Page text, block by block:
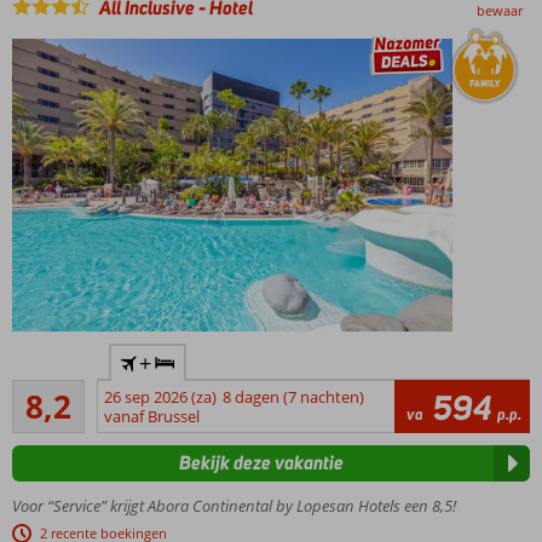
eigentijdse
animatie
Tip: de
duinen van
Maspalomas
vlak bij
All Inclusive-Hotel bewaar
hotel in het
hart van
Playa del
Ingles, op
strand
8,2
Zeer goed
517
beoordelingen
+
26 sep 2026 (za) 8 dagen (7 nachten)
vanaf Brussel
va 594 p.p.
Voor “Service” krijgt Abora Continental by Lopesan Hotels een 8,5!
2 recente boekingen
Bekijk deze vakantie